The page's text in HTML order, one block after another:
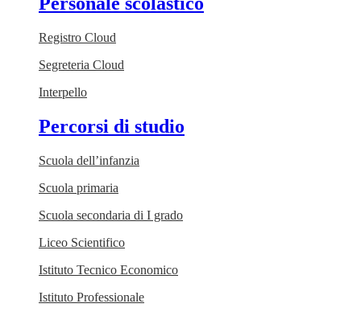
Registro Cloud
Segreteria Cloud
Interpello
Percorsi di studio
Scuola dell’infanzia
Scuola primaria
Scuola secondaria di I grado
Liceo Scientifico
Istituto Tecnico Economico
Istituto Professionale